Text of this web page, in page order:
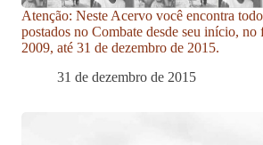
Atenção: Neste Acervo você encontra
postados no Combate desde seu início, no
2009, até 31 de dezembro de 2015.
31 de dezembro de 2015